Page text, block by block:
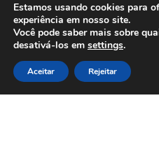
pode transformar a sua abordagem de
Início Aviso Legal
Política Privacidade
Contato
Sobre Nós
Estamos usando cookies para
experiência em nosso site.
Você pode saber mais sobre
desativá-los em settings.
Aceitar Rejeitar